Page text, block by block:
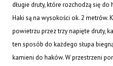
długie druty, które rozchodzą się
Haki są na wysokości ok. 2 metrów.
powietrzu przez trzy napięte druty,
ten sposób do każdego słupa
kamieni do haków. W przestrzeni